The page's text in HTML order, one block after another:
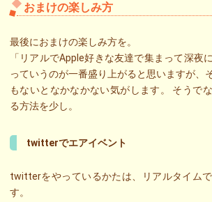
おまけの楽しみ方
最後におまけの楽しみ方を。
「リアルでApple好きな友達で集まって深夜
っていうのが一番盛り上がると思いますが、
もないとなかなかない気がします。 そうで
る方法を少し。
twitterでエアイベント
twitterをやっているかたは、リアルタイム
す。